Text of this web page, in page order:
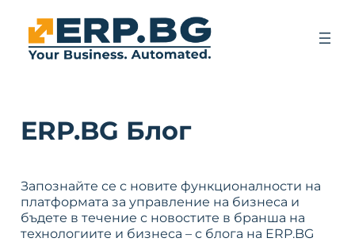
ERP.BG Блог
Запознайте се с новите функционалности на
платформата за управление на бизнеса и
бъдете в течение с новостите в бранша на
технологиите и бизнеса – с блога на ERP.BG